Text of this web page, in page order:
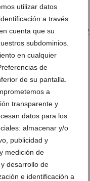
utilizar datos
a través
cuenta que su
subdominios.
en cualquier
de
de su pantalla.
a
transparente y
datos para los
almacenar y/o
publicidad y
medición de
desarrollo de
e identificación a
con conciertos en